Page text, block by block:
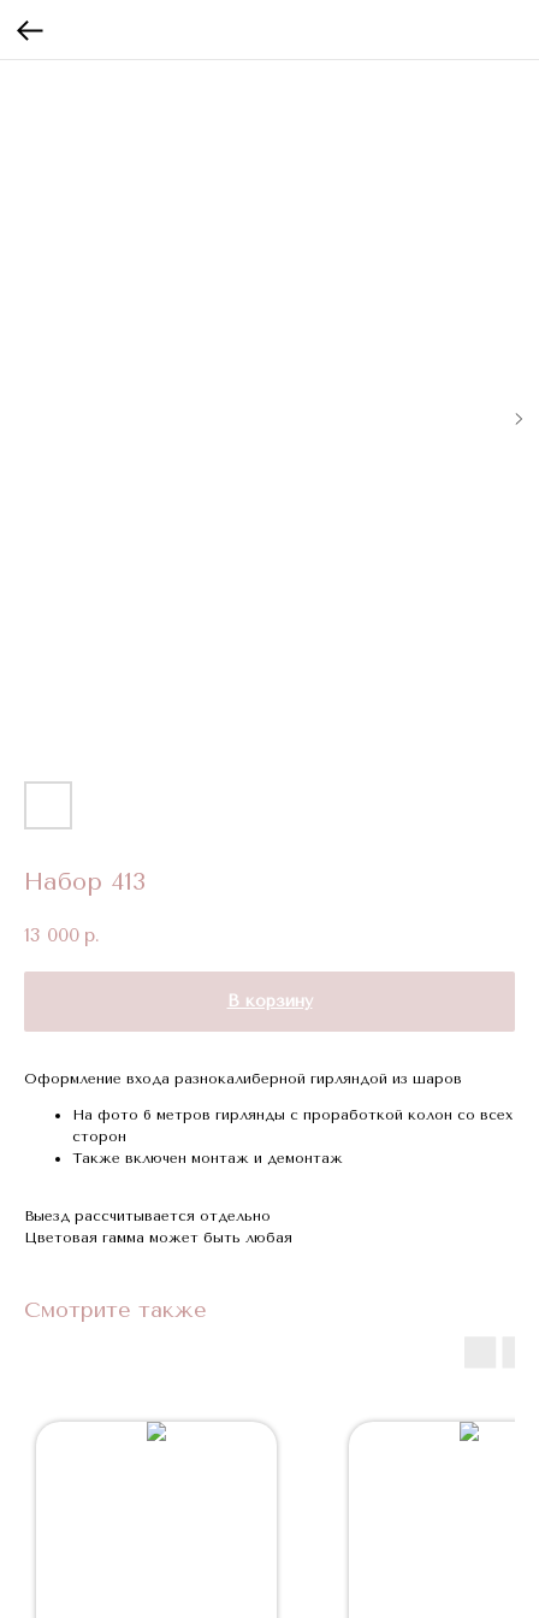
Набор 413
13 000 р.
В корзину
Оформление входа разнокалиберной гирляндой из шаров
На фото 6 метров гирлянды с проработкой колон со всех
сторон
Также включен монтаж и демонтаж
Выезд рассчитывается отдельно
Цветовая гамма может быть любая
Смотрите также